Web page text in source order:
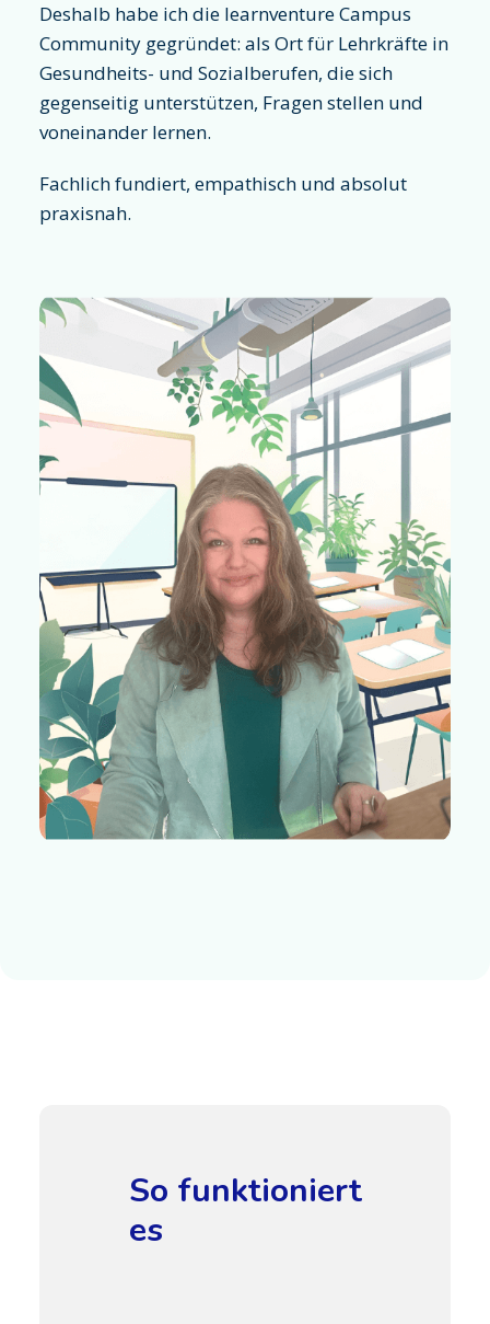
Deshalb habe ich die learnventure Campus
Community gegründet: als Ort für Lehrkräfte in
Gesundheits- und Sozialberufen, die sich
gegenseitig unterstützen, Fragen stellen und
voneinander lernen.
Fachlich fundiert, empathisch und absolut
praxisnah.
So funktioniert
es